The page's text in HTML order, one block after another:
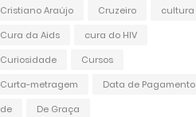
Cristiano Araújo
Cruzeiro
cultura
Cura da Aids
cura do HIV
Curiosidade
Cursos
Curta-metragem
Data de Pagamento
de
De Graça